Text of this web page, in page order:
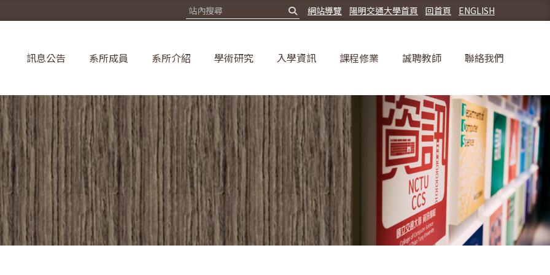
ENGLISH
回首頁
陽明交通大學首頁
網站導覽
訊息公告 系所成員 系所介紹 學術研究 入學資訊 課程修業 誠聘教師 聯絡我們